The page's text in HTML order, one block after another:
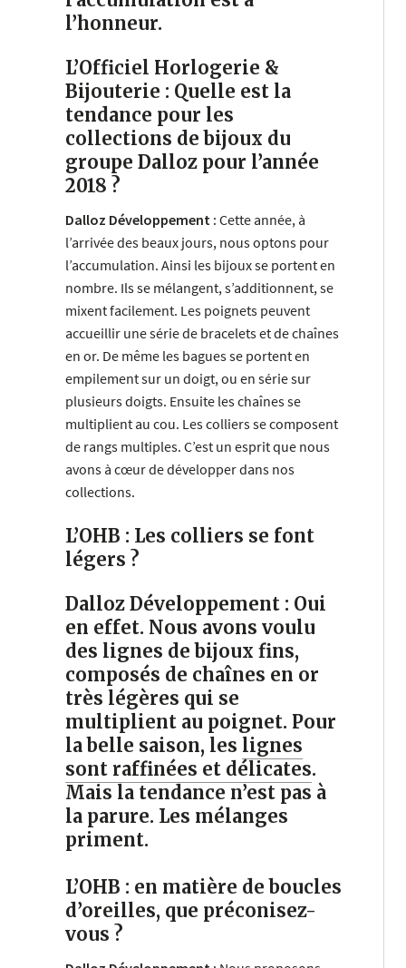
l’honneur.
L’Officiel Horlogerie &
Bijouterie : Quelle est la
tendance pour les
collections de bijoux du
groupe Dalloz pour l’année
2018 ?
Dalloz Développement : Cette année, à
l’arrivée des beaux jours, nous optons pour
l’accumulation. Ainsi les bijoux se portent en
nombre. Ils se mélangent, s’additionnent, se
mixent facilement. Les poignets peuvent
accueillir une série de bracelets et de chaînes
en or. De même les bagues se portent en
empilement sur un doigt, ou en série sur
plusieurs doigts. Ensuite les chaînes se
multiplient au cou. Les colliers se composent
de rangs multiples. C’est un esprit que nous
avons à cœur de développer dans nos
collections.
L’OHB : Les colliers se font
légers ?
Dalloz Développement : Oui
en effet. Nous avons voulu
des lignes de bijoux fins,
composés de chaînes en or
très légères qui se
multiplient au poignet. Pour
la belle saison, les lignes
sont raffinées et délicates.
Mais la tendance n’est pas à
la parure. Les mélanges
priment.
L’OHB : en matière de boucles
d’oreilles, que préconisez-
vous ?